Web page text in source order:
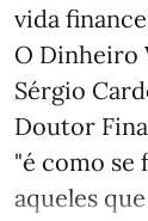
vida
O Dinheiro
Sérgio
Doutor
"é como se
aqueles que